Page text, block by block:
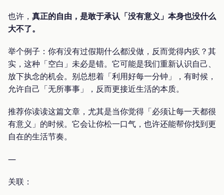
也许， 真正的自由，是敢于承认「没有意义」本身也没什么
大不了。
举个例子：你有没有过假期什么都没做，反而觉得内疚？其
实，这种「空白」未必是错。它可能是我们重新认识自己、
放下执念的机会。别总想着「利用好每一分钟」，有时候，
允许自己「无所事事」，反而更接近生活的本质。
推荐你读读这篇文章，尤其是当你觉得「必须让每一天都很
有意义」的时候。它会让你松一口气，也许还能帮你找到更
自在的生活节奏。
—
关联：